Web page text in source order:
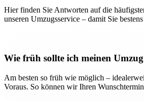
Hier finden Sie Antworten auf die
unseren Umzugsservice – damit Sie
Wie früh sollte ich meinen
Am besten so früh wie möglich –
Voraus. So können wir Ihren